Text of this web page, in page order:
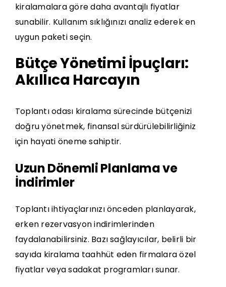
kiralamalara göre daha avantajlı fiyatlar
sunabilir. Kullanım sıklığınızı analiz ederek en
uygun paketi seçin.
Bütçe Yönetimi İpuçları:
Akıllıca Harcayın
Toplantı odası kiralama sürecinde bütçenizi
doğru yönetmek, finansal sürdürülebilirliğiniz
için hayati öneme sahiptir.
Uzun Dönemli Planlama ve
İndirimler
Toplantı ihtiyaçlarınızı önceden planlayarak,
erken rezervasyon indirimlerinden
faydalanabilirsiniz. Bazı sağlayıcılar, belirli bir
sayıda kiralama taahhüt eden firmalara özel
fiyatlar veya sadakat programları sunar.